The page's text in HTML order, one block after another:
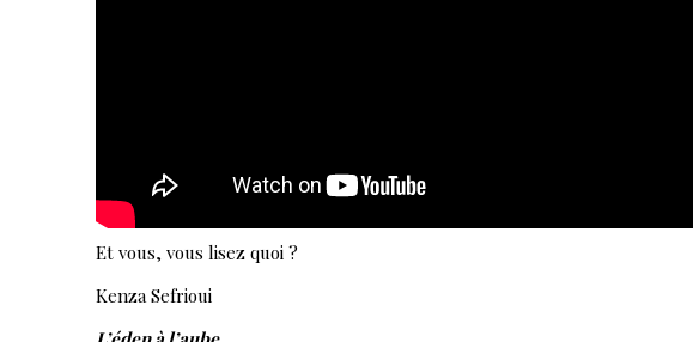
Et vous, vous lisez quoi ?
Kenza Sefrioui